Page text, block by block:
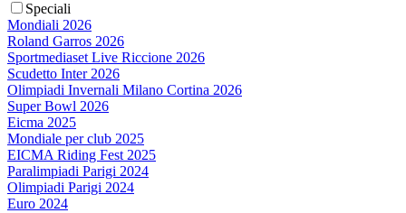
Speciali
Mondiali 2026
Roland Garros 2026
Sportmediaset Live Riccione 2026
Scudetto Inter 2026
Olimpiadi Invernali Milano Cortina 2026
Super Bowl 2026
Eicma 2025
Mondiale per club 2025
EICMA Riding Fest 2025
Paralimpiadi Parigi 2024
Olimpiadi Parigi 2024
Euro 2024